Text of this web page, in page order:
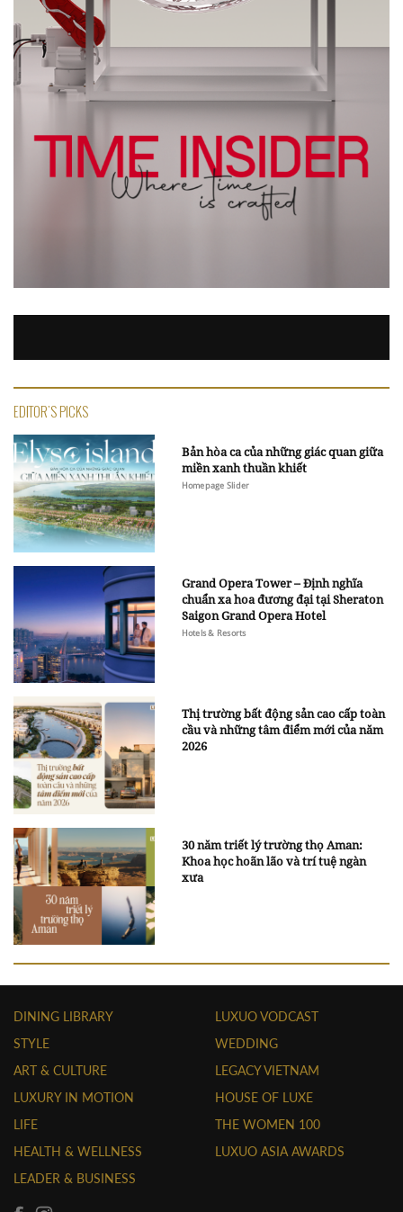
EDITOR'S PICKS
Bản hòa ca của những giác quan giữa
miền xanh thuần khiết
Homepage Slider
Grand Opera Tower – Định nghĩa
chuẩn xa hoa đương đại tại Sheraton
Saigon Grand Opera Hotel
Hotels & Resorts
Thị trường bất động sản cao cấp toàn
cầu và những tâm điểm mới của năm
2026
30 năm triết lý trường thọ Aman:
Khoa học hoãn lão và trí tuệ ngàn
xưa
DINING LIBRARY
STYLE
ART & CULTURE
LUXURY IN MOTION
LIFE
HEALTH & WELLNESS
LEADER & BUSINESS
LUXUO VODCAST
WEDDING
LEGACY VIETNAM
HOUSE OF LUXE
THE WOMEN 100
LUXUO ASIA AWARDS